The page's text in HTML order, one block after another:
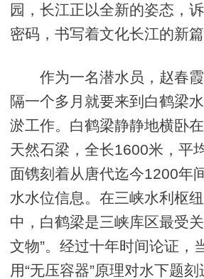
园，长江正以全新的姿态，
密码，书写着文化长江的新篇
作为一名潜水员，赵春霞
隔一个多月就要来到白鹤梁
淤工作。白鹤梁静静地横卧
天然石梁，全长1600米，平
面镌刻着从唐代迄今1200年
水水位信息。在三峡水利枢
中，白鹤梁是三峡库区最受
文物”。经过十年时间论证，
用“无压容器”原理对水下题